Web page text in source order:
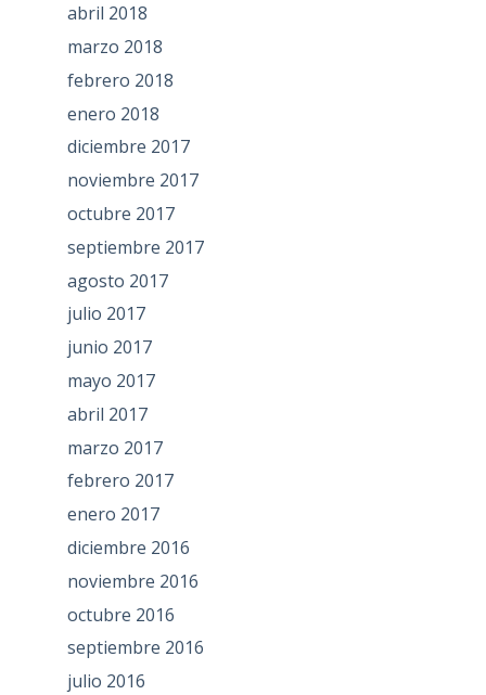
abril 2018
marzo 2018
febrero 2018
enero 2018
diciembre 2017
noviembre 2017
octubre 2017
septiembre 2017
agosto 2017
julio 2017
junio 2017
mayo 2017
abril 2017
marzo 2017
febrero 2017
enero 2017
diciembre 2016
noviembre 2016
octubre 2016
septiembre 2016
julio 2016